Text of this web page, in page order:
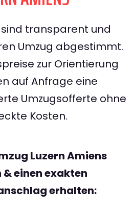
sind transparent und
Umzug abgestimmt.
zur Orientierung
auf Anfrage eine
Umzugsofferte ohne
Kosten.
Luzern Amiens
einen exakten
erhalten: